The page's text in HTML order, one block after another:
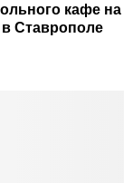
кафе на
Ставрополе